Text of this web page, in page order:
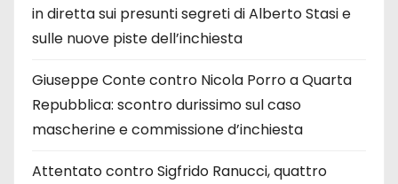
in diretta sui presunti segreti di Alberto Stasi e
sulle nuove piste dell’inchiesta
Giuseppe Conte contro Nicola Porro a Quarta
Repubblica: scontro durissimo sul caso
mascherine e commissione d’inchiesta
Attentato contro Sigfrido Ranucci, quattro